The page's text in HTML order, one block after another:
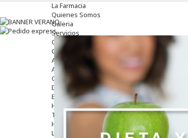
La Farmacia
Quienes Somos
Galeria
Servicios
Cosmética
Cosmética Facial
Antiacné
Antiedad
Contorno De Ojos
Despigmentantes
Exfoliantes
Hidratantes
Tratamientos De Noche
Hombre
Limpieza